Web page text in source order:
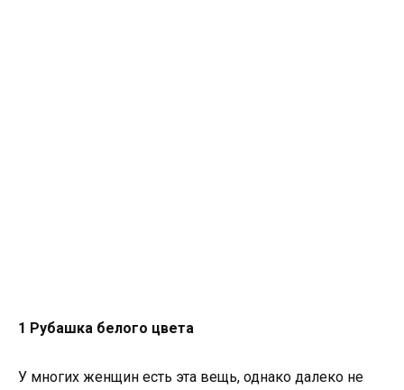
1 Рубашка белого цвета
У многих женщин есть эта вещь, однако далеко не